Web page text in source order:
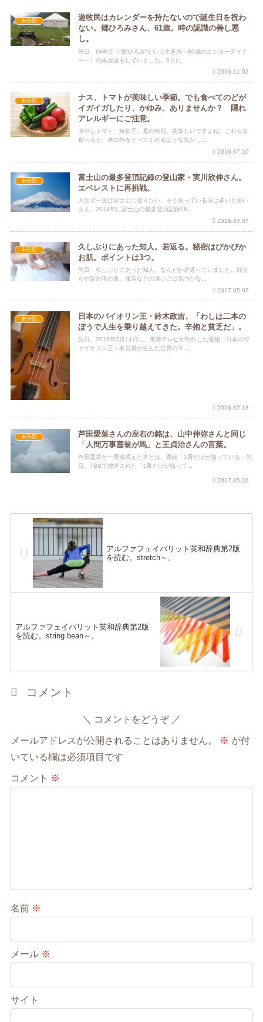
未分類
遊牧民はカレンダーを持たないので誕生日を祝わ
ない。郷ひろみさん、61歳。時の認識の善し悪
し。
先日、NHKで《“郷ひろみ”という生き方～60歳のエンターテイナ
ー～》の再放送をしていました。3月に...
2016.11.02
未分類
ナス、トマトが美味しい季節。でも食べてのどが
イガイガしたり、かゆみ、ありませんか？ 隠れ
アレルギーにご注意。
冷やしトマト、焼茄子。夏の時期、美味しいですよね。これらを
食べると、体の熱をとってくれるような気がし...
2016.07.10
未分類
富士山の最多登頂記録の登山家・実川欣伸さん。
エベレストに再挑戦。
人生で一度は富士山に登りたい。そう思っている方は多いと思い
ます。2014年に富士山の最多登頂記録16...
2015.04.07
未分類
久しぶりにあった知人。若返る。秘密はぴかぴか
お肌。ポイントは3つ。
先日、久しぶりにあった知人。なんだか若返っていました。顔立
ちや髪の毛の量、服装などの違いには気づかな...
2017.05.07
未分類
日本のバイオリン王・鈴木政吉、「わしは二本の
ぼうで人生を乗り越えてきた。辛抱と貧乏だ」。
先日、2016年2月14日に、東海テレビが制作した番組「日本のヴ
ァイオリン王～名古屋が生んだ世界のマ...
2016.02.18
未分類
芦田愛菜さんの座右の銘は、山中伸弥さんと同じ
「人間万事塞翁が馬」と王貞治さんの言葉。
芦田愛菜が一番魂震えた本とは。番組「1番だけが知っている」先
日、TBSで放送された「1番だけが知って...
2017.05.26
アルファフェイバリット英和辞典第2版
を読む。stretch～。
アルファフェイバリット英和辞典第2版
を読む。string bean～。
コメント
コメントをどうぞ
メールアドレスが公開されることはありません。 ※ が付
いている欄は必須項目です
コメント ※
名前 ※
メール ※
サイト